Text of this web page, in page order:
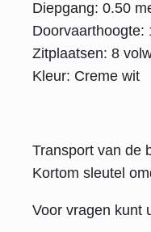
Diepgang: 0.50
Doorvaarthoogte:
Zitplaatsen: 8
Kleur: Creme wit
Transport van de
Kortom sleutel
Voor vragen kunt